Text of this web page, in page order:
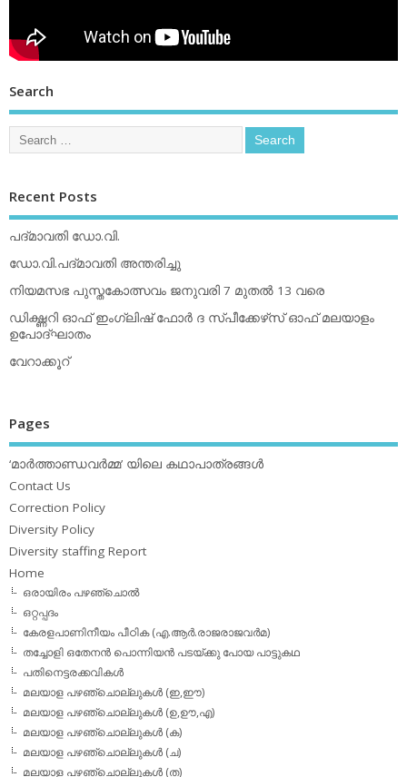
Search
Recent Posts
പദ്മാവതി ഡോ.വി.
ഡോ.വി.പദ്മാവതി അന്തരിച്ചു
നിയമസഭ പുസ്തകോത്സവം ജനുവരി 7 മുതല്‍ 13 വരെ
ഡിക്ഷ്ണറി ഓഫ് ഇംഗ്ലിഷ് ഫോര്‍ ദ സ്പീക്കേഴ്‌സ് ഓഫ് മലയാളം
ഉപോദ്ഘാതം
വേറാക്കൂറ്
Pages
‘മാര്‍ത്താണ്ഡവര്‍മ്മ’ യിലെ കഥാപാത്രങ്ങള്‍
Contact Us
Correction Policy
Diversity Policy
Diversity staffing Report
Home
ഒരായിരം പഴഞ്ചൊല്‍
ഒറ്റപ്പദം
കേരളപാണിനീയം പീഠിക (എ.ആര്‍.രാജരാജവര്‍മ)
തച്ചോളി ഒതേനൻ പൊന്നിയൻ പടയ്‌ക്കു പോയ പാട്ടുകഥ
പതിനെട്ടരക്കവികള്‍
മലയാള പഴഞ്ചൊല്ലുകള്‍ (ഇ,ഈ)
മലയാള പഴഞ്ചൊല്ലുകള്‍ (ഉ,ഊ,എ)
മലയാള പഴഞ്ചൊല്ലുകള്‍ (ക)
മലയാള പഴഞ്ചൊല്ലുകള്‍ (ച)
മലയാള പഴഞ്ചൊല്ലുകള്‍ (ത)